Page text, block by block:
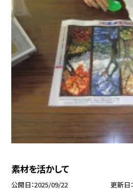
素材を活かして
公開日 2025/09/22 更新日